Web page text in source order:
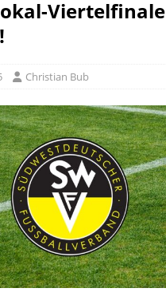
Viertelfinale
Christian Bub